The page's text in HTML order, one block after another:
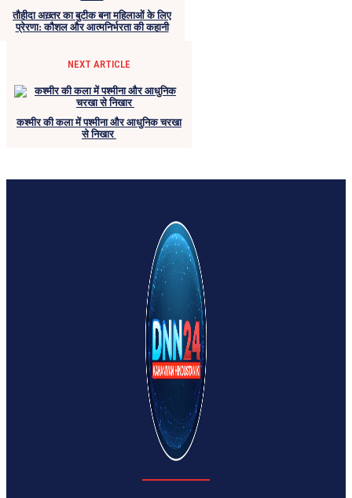
तौहीदा अख़्तर का बुटीक बना महिलाओं के लिए
प्रेरणा: कौशल और आत्मनिर्भरता की कहानी
NEXT ARTICLE
कश्मीर की कला में पश्मीना और आधुनिक चरखा
से निखार